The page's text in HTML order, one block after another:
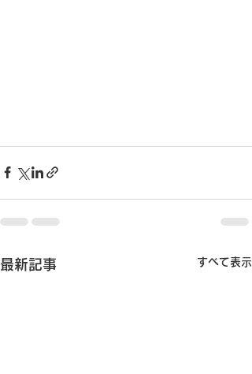
最新記事 すべて表示